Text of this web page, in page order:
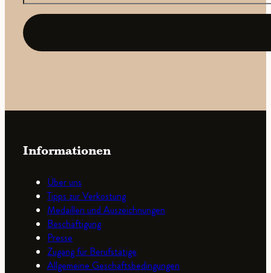
Mail-
Adresse
Informationen
Über uns
Tipps zur Verkostung
Medaillen und Auszeichnungen
Beschäftigung
Presse
Zugang für Berufstätige
Allgemeine Geschäftsbedingungen